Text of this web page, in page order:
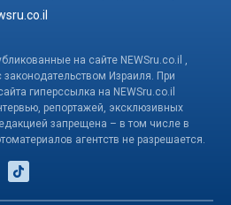
на сайте NEWSru.co.il ,
законодательством Израиля. При
гиперссылка на NEWSru.co.il
репортажей, эксклюзивных
запрещена – в том числе в
агентств не разрешается.